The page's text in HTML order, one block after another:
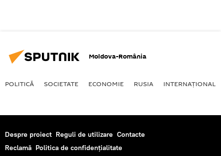
Moldova-România
POLITICĂ SOCIETATE ECONOMIE RUSIA INTERNAŢIONAL
Despre proiect Reguli de utilizare Contacte
Reclamă Politica de confidențialitate